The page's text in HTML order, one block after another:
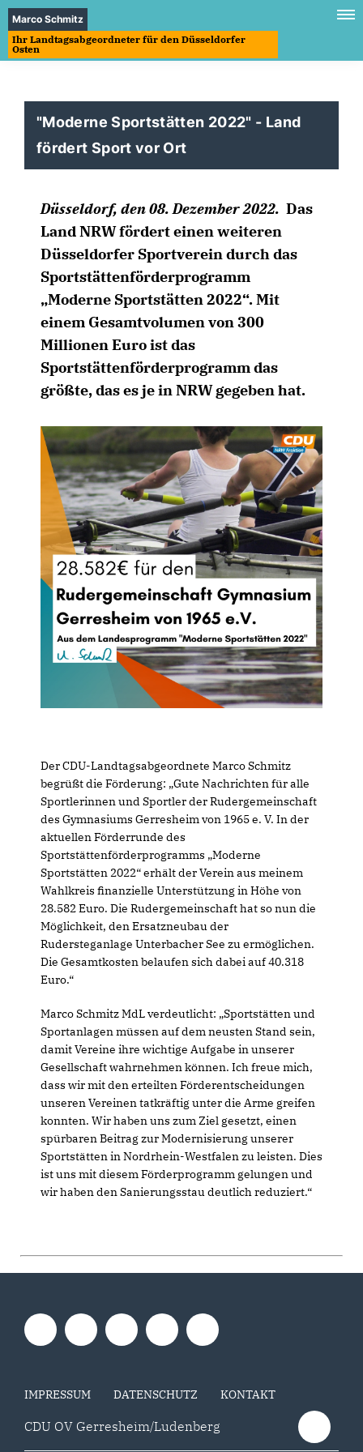
Marco Schmitz
Ihr Landtagsabgeordneter für den Düsseldorfer
Osten
"Moderne Sportstätten 2022" - Land
fördert Sport vor Ort
Düsseldorf, den 08. Dezember 2022. Das
Land NRW fördert einen weiteren
Düsseldorfer Sportverein durch das
Sportstättenförderprogramm
Moderne Sportstätten 2022“. Mit
einem Gesamtvolumen von 300
Millionen Euro ist das
Sportstättenförderprogramm das
größte, das es je in NRW gegeben hat.
Der CDU-Landtagsabgeordnete Marco Schmitz
begrüßt die Förderung: „Gute Nachrichten für alle
Sportlerinnen und Sportler der Rudergemeinschaft
des Gymnasiums Gerresheim von 1965 e. V. In der
aktuellen Förderrunde des
Sportstättenförderprogramms „Moderne
Sportstätten 2022“ erhält der Verein aus meinem
Wahlkreis finanzielle Unterstützung in Höhe von
28.582 Euro. Die Rudergemeinschaft hat so nun die
Möglichkeit, den Ersatzneubau der
Rudersteganlage Unterbacher See zu ermöglichen.
Die Gesamtkosten belaufen sich dabei auf 40.318
Euro.“
Marco Schmitz MdL verdeutlicht: „Sportstätten und
Sportanlagen müssen auf dem neusten Stand sein,
damit Vereine ihre wichtige Aufgabe in unserer
Gesellschaft wahrnehmen können. Ich freue mich,
dass wir mit den erteilten Förderentscheidungen
unseren Vereinen tatkräftig unter die Arme greifen
konnten. Wir haben uns zum Ziel gesetzt, einen
spürbaren Beitrag zur Modernisierung unserer
Sportstätten in Nordrhein-Westfalen zu leisten. Dies
ist uns mit diesem Förderprogramm gelungen und
wir haben den Sanierungsstau deutlich reduziert.“
IMPRESSUM DATENSCHUTZ KONTAKT
CDU OV Gerresheim/Ludenberg